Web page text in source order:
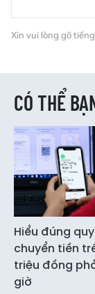
Xin vui lòng gõ
CÓ THỂ
Hiểu đúng
chuyển tiền
triệu đồng
giờ